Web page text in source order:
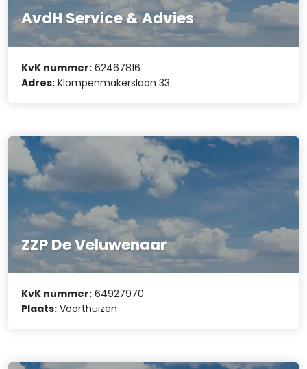
AvdH Service & Advies
KvK nummer: 62467816
Adres: Klompenmakerslaan 33
ZZP De Veluwenaar
KvK nummer: 64927970
Plaats: Voorthuizen